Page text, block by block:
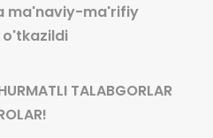
ma'naviy-ma'rifiy
TALABGORLAR